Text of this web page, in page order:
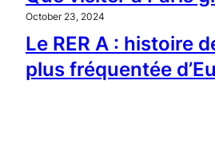
October 23, 2024
Le RER A : histoire
plus fréquentée